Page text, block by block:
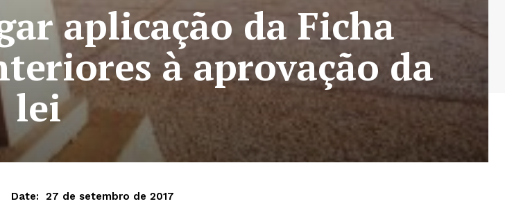
aplicação da Ficha
à aprovação da
lei
Date: 27 de setembro de 2017